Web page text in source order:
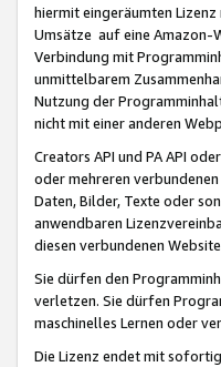
hiermit eingeräumten
Umsätze auf eine Amazon-
Verbindung mit
unmittelbarem
Nutzung der
nicht mit einer anderen
Creators API und PA API
oder mehreren
Daten, Bilder, Texte oder
anwendbaren
diesen verbundenen
Sie dürfen den
verletzen. Sie dürfen
maschinelles Lernen oder
Die Lizenz endet mit